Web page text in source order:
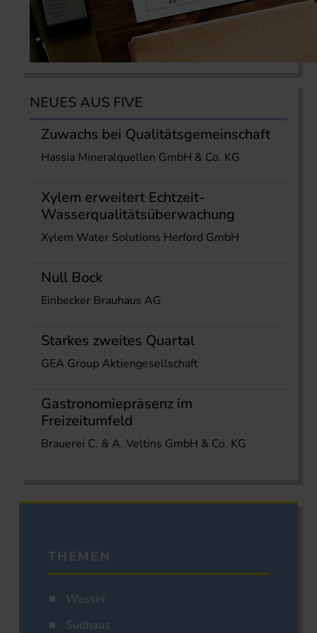
NEUES AUS FIVE
Zuwachs bei Qualitätsgemeinschaft
Hassia Mineralquellen GmbH & Co. KG
Xylem erweitert Echtzeit-
Wasserqualitätsüberwachung
Xylem Water Solutions Herford GmbH
Null Bock
Einbecker Brauhaus AG
Starkes zweites Quartal
GEA Group Aktiengesellschaft
Gastronomiepräsenz im
Freizeitumfeld
Brauerei C. & A. Veltins GmbH & Co. KG
THEMEN
Wasser
Sudhaus